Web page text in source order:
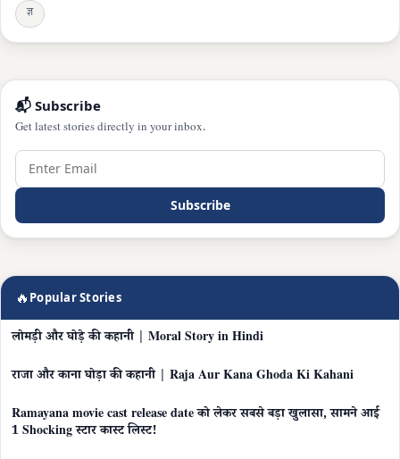
ज्ञ
📬 Subscribe
Get latest stories directly in your inbox.
Subscribe
🔥 Popular Stories
लोमड़ी और घोड़े की कहानी | Moral Story in Hindi
राजा और काना घोड़ा की कहानी | Raja Aur Kana Ghoda Ki Kahani
Ramayana movie cast release date को लेकर सबसे बड़ा खुलासा, सामने आई
1 Shocking स्टार कास्ट लिस्ट!